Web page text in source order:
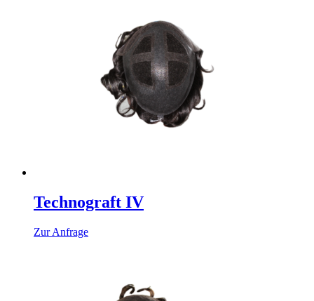
Technograft IV
Zur Anfrage